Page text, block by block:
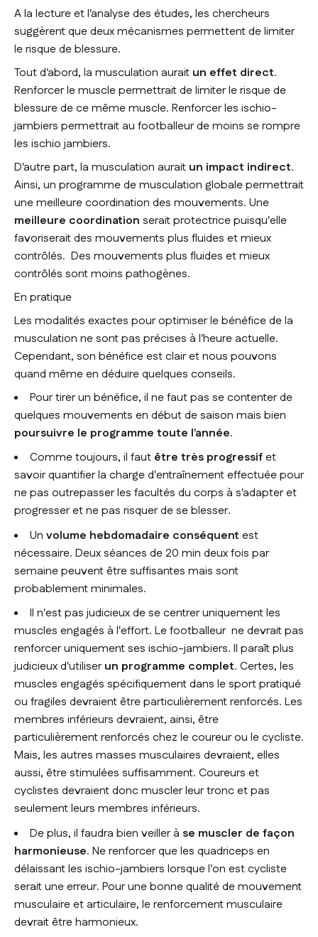
A la lecture et l'analyse des études, les chercheurs
suggèrent que deux mécanismes permettent de limiter
le risque de blessure.
Tout d'abord, la musculation aurait un effet direct.
Renforcer le muscle permettrait de limiter le risque de
blessure de ce même muscle. Renforcer les ischio-
jambiers permettrait au footballeur de moins se rompre
les ischio jambiers.
D'autre part, la musculation aurait un impact indirect.
Ainsi, un programme de musculation globale permettrait
une meilleure coordination des mouvements. Une
meilleure coordination serait protectrice puisqu'elle
favoriserait des mouvements plus fluides et mieux
contrôlés. Des mouvements plus fluides et mieux
contrôlés sont moins pathogènes.
En pratique
Les modalités exactes pour optimiser le bénéfice de la
musculation ne sont pas précises à l'heure actuelle.
Cependant, son bénéfice est clair et nous pouvons
quand même en déduire quelques conseils.
Pour tirer un bénéfice, il ne faut pas se contenter de
quelques mouvements en début de saison mais bien
poursuivre le programme toute l'année.
Comme toujours, il faut être très progressifet
savoir quantifier la charge d'entraînement effectuée pour
ne pas outrepasser les facultés du corps à s'adapter et
progresser et ne pas risquer de se blesser.
Un volume hebdomadaire conséquent est
nécessaire. Deux séances de 20 min deux fois par
semaine peuvent être suffisantes mais sont
probablement minimales.
Il n'est pas judicieux de se centrer uniquement les
muscles engagés à l'effort. Le footballeur ne devrait pas
renforcer uniquement ses ischio-jambiers. Il paraît plus
judicieux d'utiliserun programme complet. Certes, les
muscles engagés spécifiquement dans le sport pratiqué
ou fragiles devraient être particulièrement renforcés. Les
membres inférieurs devraient, ainsi, être
particulièrement renforcés chez le coureur ou le cycliste.
Mais, les autres masses musculaires devraient, elles
aussi, être stimulées suffisamment. Coureurs et
cyclistes devraient donc muscler leur tronc et pas
seulement leurs membres inférieurs.
De plus, il faudra bien veiller à se muscler de façon
harmonieuse. Ne renforcer que les quadriceps en
délaissant les ischio-jambiers lorsque l'on est cycliste
serait une erreur. Pour une bonne qualité de mouvement
musculaire et articulaire, le renforcement musculaire
devrait être harmonieux.